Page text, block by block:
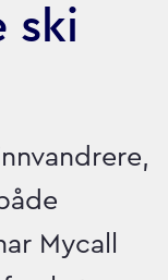
ski
Mycall